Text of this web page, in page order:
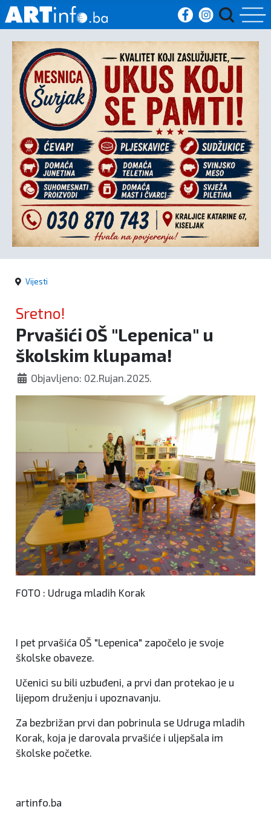
Početna
Vijesti
Sport
Kultura
Crna
kronika
Politika
Vijesti
Sretno!
Prvašići OŠ "Lepenica" u
školskim klupama!
Objavljeno: 02.Rujan.2025.
FOTO : Udruga mladih Korak
I pet prvašića OŠ "Lepenica" započelo je svoje
školske obaveze.
Učenici su bili uzbuđeni, a prvi dan protekao je u
lijepom druženju i upoznavanju.
Za bezbrižan prvi dan pobrinula se Udruga mladih
Korak, koja je darovala prvašiće i uljepšala im
školske početke.
artinfo.ba